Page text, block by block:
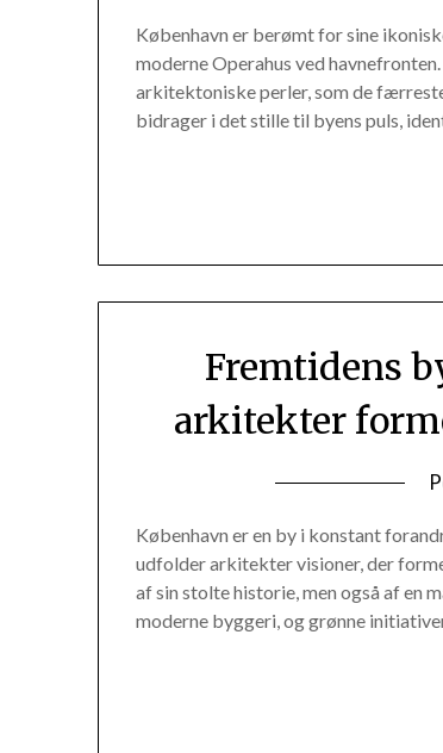
København er berømt for sine
moderne Operahus ved
arkitektoniske perler, som de
bidrager i det stille til byens puls,
Fremtidens
arkitekter
København er en by i konstant
udfolder arkitekter visioner, der
af sin stolte historie, men også af en
moderne byggeri, og grønne